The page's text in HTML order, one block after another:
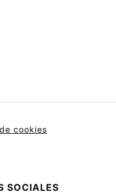
cookies
SOCIALES